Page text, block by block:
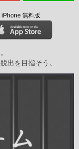
iPhone 無料版
出を目指そう。